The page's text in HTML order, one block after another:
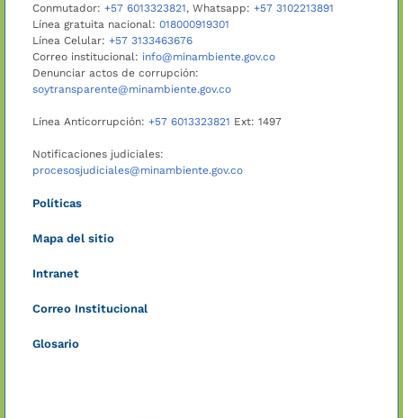
Conmutador: +57 6013323821, Whatsapp: +57 3102213891
Línea gratuita nacional: 018000919301
Línea Celular: +57 3133463676
Correo institucional: info@minambiente.gov.co
Denunciar actos de corrupción:
soytransparente@minambiente.gov.co
Línea Anticorrupción: +57 6013323821 Ext: 1497
Notificaciones judiciales:
procesosjudiciales@minambiente.gov.co
Políticas
Mapa del sitio
Intranet
Correo Institucional
Glosario